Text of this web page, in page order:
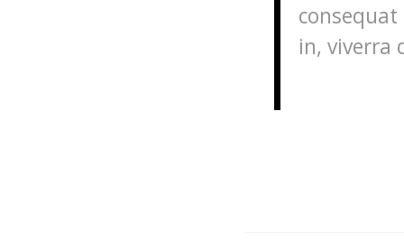
in, viverra